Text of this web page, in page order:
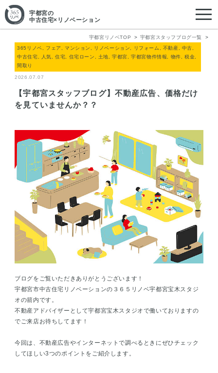
宇都宮の
中古住宅×リノベーション
宇都宮リノベTOP
宇都宮スタッフブログ一覧
365リノベ, フェア, マンション, リノベーション, リフォーム, 不動産, 中古,
中古住宅, 人気, 住宅, 住宅ローン, 土地, 宇都宮, 宇都宮物件情報, 物件, 税金,
間取り
2026.07.07
【宇都宮スタッフブログ】不動産広告、価格だけ
を見ていませんか？？
ブログをご覧いただきありがとうございます！
宇都宮市中古住宅リノベーションの３６５リノベ宇都宮宝木スタジ
オの箭内です。
不動産アドバイザーとして宇都宮宝木スタジオで働いておりますの
でご来店お待ちしてます！
今回は、不動産広告やインターネットで調べるときにぜひチェック
してほしい3つのポイントをご紹介します。